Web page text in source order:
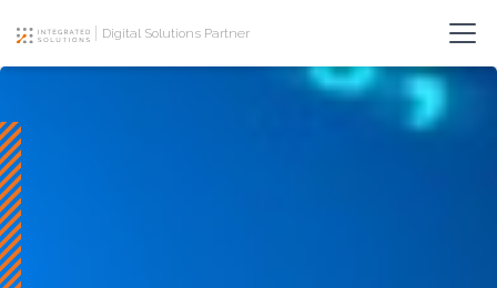
Digital Solutions Partner